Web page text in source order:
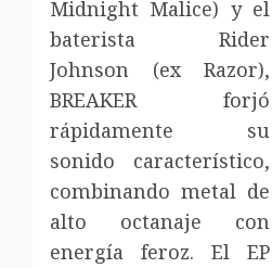
Midnight Malice) y el
baterista Rider
Johnson (ex Razor),
BREAKER forjó
rápidamente su
sonido característico,
combinando metal de
alto octanaje con
energía feroz. El EP